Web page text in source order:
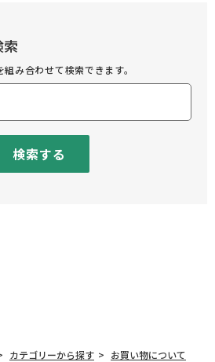
み合わせて検索できます。
検索する
カテゴリーから探す お買い物について